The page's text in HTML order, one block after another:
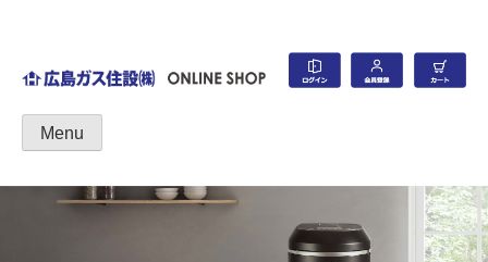
広島ガス住設株式会社 ONLINE SHOP
Menu